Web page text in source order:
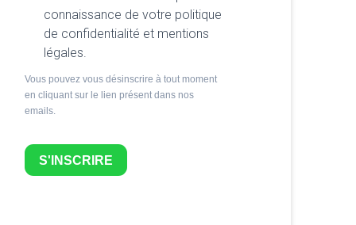
connaissance de votre politique
de confidentialité et mentions
légales.
Vous pouvez vous désinscrire à tout moment
en cliquant sur le lien présent dans nos
emails.
S'INSCRIRE